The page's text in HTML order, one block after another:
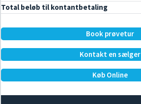
Total beløb til kontantbetaling
Book prøvetur
Kontakt en sælger
Køb Online